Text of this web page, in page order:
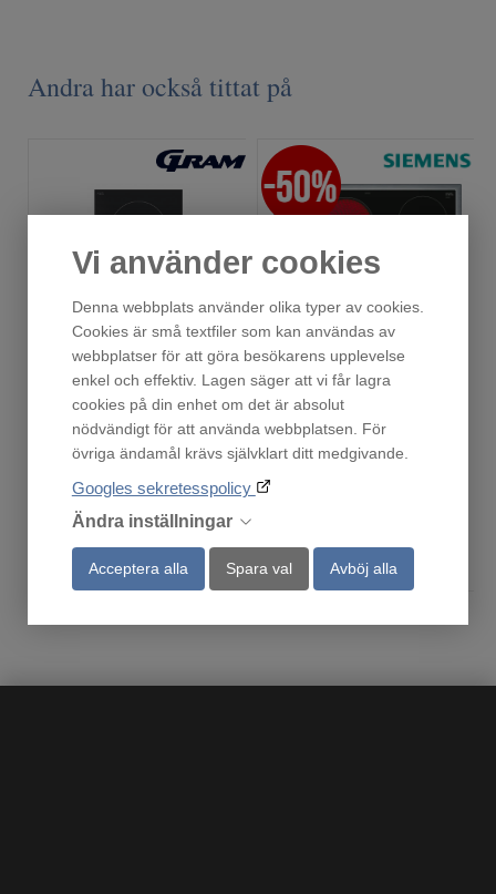
Vi använder cookies
Denna webbplats använder olika typer av cookies.
Cookies är små textfiler som kan användas av
webbplatser för att göra besökarens upplevelse
enkel och effektiv. Lagen säger att vi får lagra
cookies på din enhet om det är absolut
nödvändigt för att använda webbplatsen. För
övriga ändamål krävs självklart ditt medgivande.
Googles sekretesspolicy
Ändra inställningar
Acceptera alla Spara val Avböj alla
Andra har också tittat på
KK 3400-91 T
Finns i lager!
1 259 :-
Köp
EA645GN17
2 998
Köp